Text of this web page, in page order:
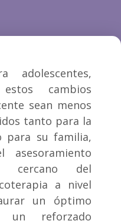
cambios
sean menos
tanto para la
para su familia,
asesoramiento
cercano del
a nivel
un óptimo
un reforzado